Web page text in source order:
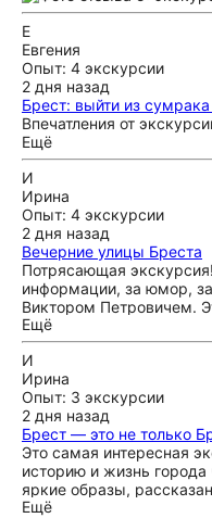
Е
Евгения
Опыт: 4 экскурсии
2 дня назад
Брест: выйти из сумрака
Впечатления от
Ещё
И
Ирина
Опыт: 4 экскурсии
2 дня назад
Вечерние улицы Бреста
Потрясающая
информации, за юмор,
Виктором Петровичем.
"поймать" свободную
Ещё
И
Ирина
Опыт: 3 экскурсии
2 дня назад
Брест — это не только
Это самая интересная
историю и жизнь
яркие образы,
это самая потрясающая)
Ещё